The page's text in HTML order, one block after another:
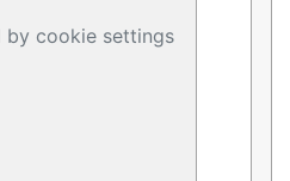
by cookie settings